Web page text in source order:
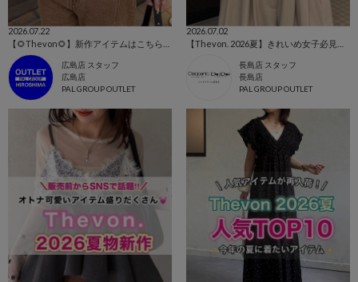
2026.07.22
広島店 スタッフ
広島店
PAL GROUP OUTLET
2026.07.02
長島店 スタッフ
長島店
PAL GROUP OUTLET